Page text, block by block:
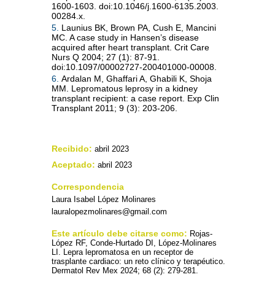
1600-1603. doi:10.1046/j.1600-6135.2003.
00284.x.
5. Launius BK, Brown PA, Cush E, Mancini
MC. A case study in Hansen’s disease
acquired after heart transplant. Crit Care
Nurs Q 2004; 27 (1): 87-91.
doi:10.1097/00002727-200401000-00008.
6. Ardalan M, Ghaffari A, Ghabili K, Shoja
MM. Lepromatous leprosy in a kidney
transplant recipient: a case report. Exp Clin
Transplant 2011; 9 (3): 203-206.
Recibido: abril 2023
Aceptado: abril 2023
Correspondencia
Laura Isabel López Molinares
lauralopezmolinares@gmail.com
Este artículo debe citarse como: Rojas-
López RF, Conde-Hurtado DI, López-Molinares
LI. Lepra lepromatosa en un receptor de
trasplante cardiaco: un reto clínico y terapéutico.
Dermatol Rev Mex 2024; 68 (2): 279-281.